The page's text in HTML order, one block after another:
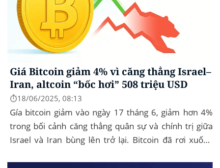
Giá Bitcoin giảm 4% vì căng thẳng Israel–
Iran, altcoin “bốc hơi” 508 triệu USD
⏱️18/06/2025, 08:13
Gía bitcoin giảm vào ngày 17 tháng 6, giảm hơn 4%
trong bối cảnh căng thẳng quân sự và chính trị giữa
Israel và Iran bùng lên trở lại. Bitcoin đã rơi xuống